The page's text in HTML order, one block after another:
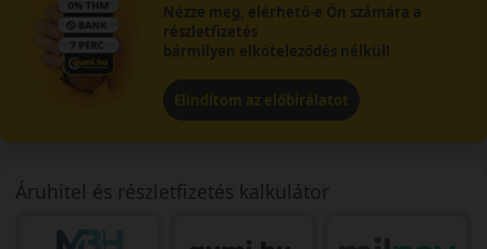
Nézze meg, elérhető-e Ön számára a
részletfizetés
bármilyen elköteleződés nélkül!
Elindítom az előbírálatot
Áruhitel és részletfizetés kalkulátor